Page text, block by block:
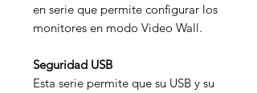
en serie que permite configurar los
monitores en modo Video Wall.
Seguridad USB
Esta serie permite que su USB y su